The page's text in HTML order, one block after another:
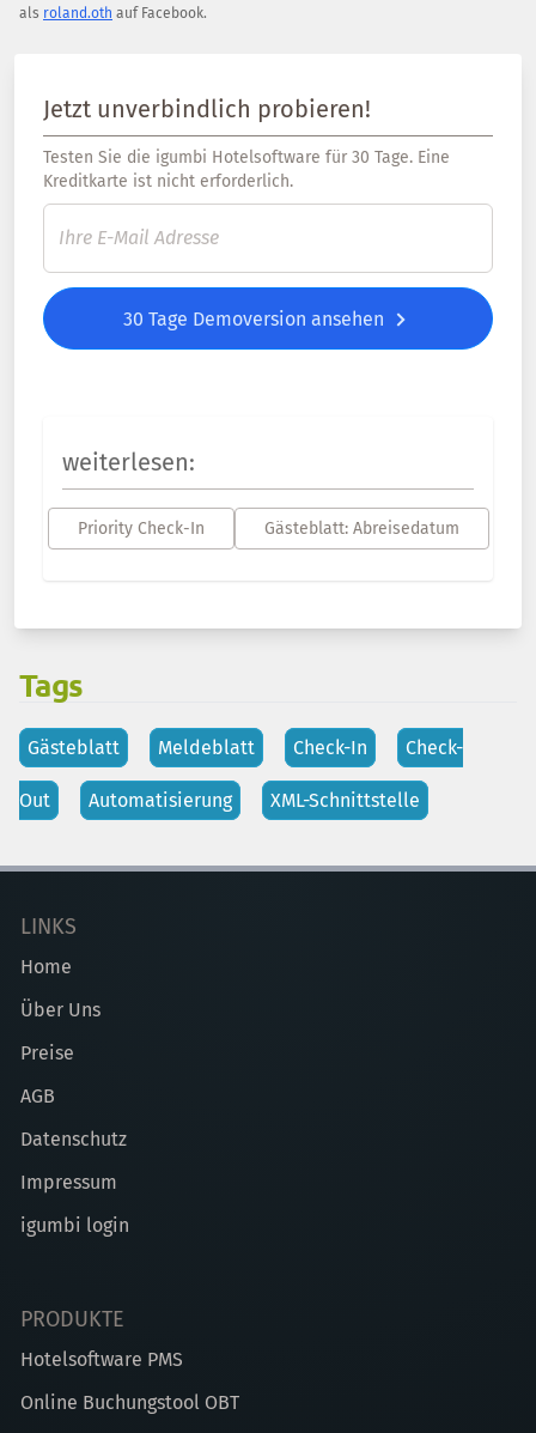
als roland.oth auf Facebook.
Jetzt unverbindlich probieren!
Testen Sie die igumbi Hotelsoftware für 30 Tage. Eine
Kreditkarte ist nicht erforderlich.
30 Tage Demoversion ansehen
weiterlesen:
Priority Check-In Gästeblatt: Abreisedatum
Tags
Gästeblatt Meldeblatt Check-In Check-
Out Automatisierung XML-Schnittstelle
LINKS
Home
Über Uns
Preise
AGB
Datenschutz
Impressum
igumbi login
PRODUKTE
Hotelsoftware PMS
Online Buchungstool OBT